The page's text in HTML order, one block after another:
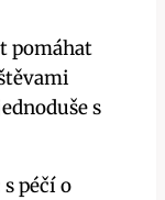
pomáhat
s
péčí o